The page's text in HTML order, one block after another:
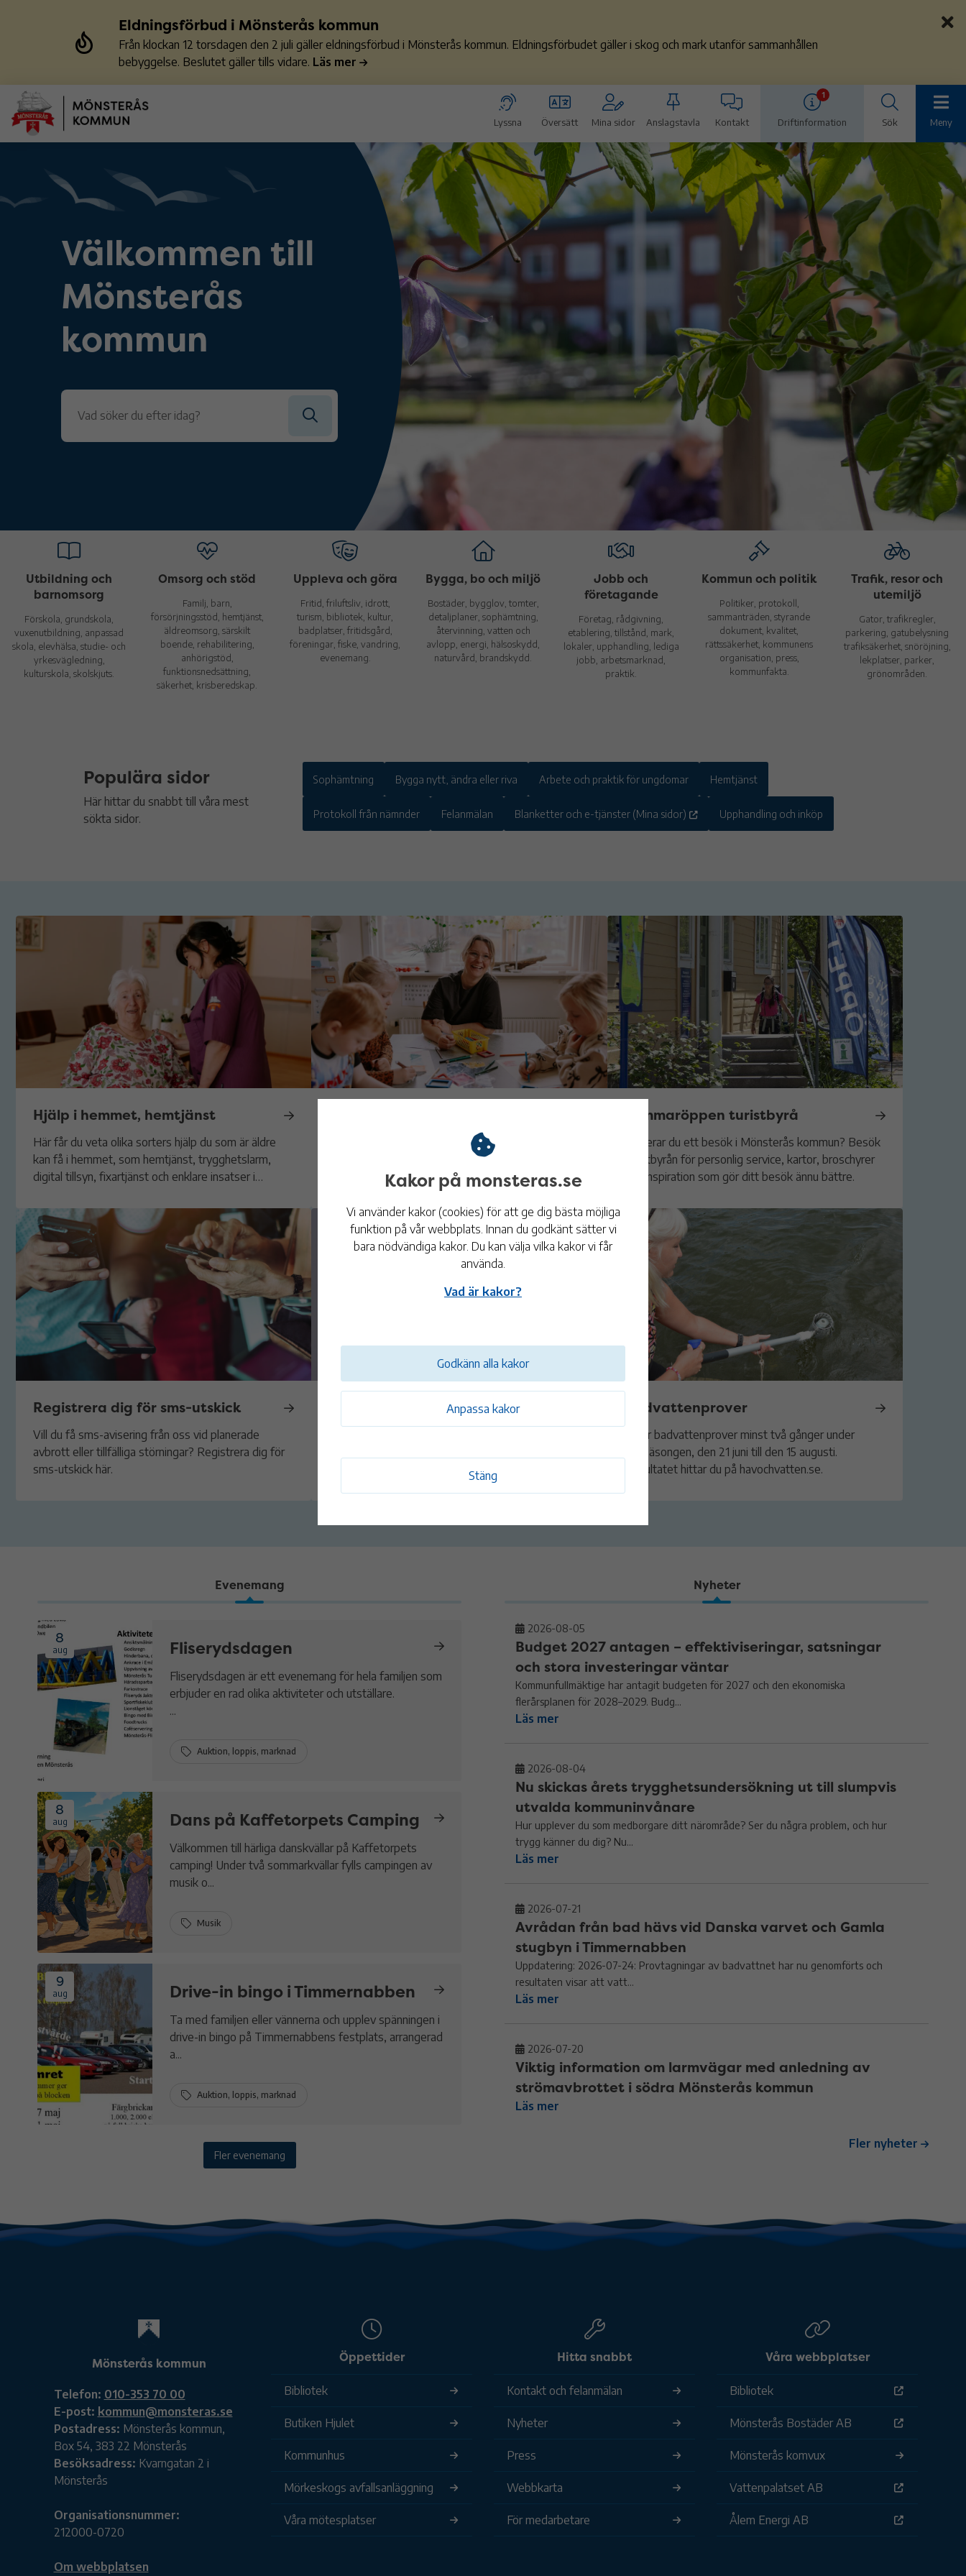
Eldningsförbud i Mönsterås kommun
Från klockan 12 torsdagen den 2 juli gäller eldningsförbud i Mönsterås kommun. Eldningsförbudet gäller i skog och mark utanför sammanhållen
bebyggelse. Beslutet gäller tills vidare. Läs mer
Lyssna Översätt Mina sidor Anslagstavla Kontakt
1
Driftinformation Sök Meny
Välkommen till
Mönsterås
kommun
Utbildning och
barnomsorg
Förskola, grundskola,
vuxenutbildning, anpassad
skola, elevhälsa, studie- och
yrkesvägledning,
kulturskola, skolskjuts.
Omsorg och stöd
Familj, barn,
försörjningsstöd, hemtjänst,
äldreomsorg, särskilt
boende, rehabilitering,
anhörigstöd,
funktionsnedsättning,
säkerhet, krisberedskap.
Uppleva och göra
Fritid, friluftsliv, idrott,
turism, bibliotek, kultur,
badplatser, fritidsgård,
föreningar, fiske, vandring,
evenemang.
Bygga, bo och miljö
Bostäder, bygglov, tomter,
detaljplaner, sophämtning,
återvinning, vatten och
avlopp, energi, hälsoskydd,
naturvård, brandskydd.
Jobb och
företagande
Företag, rådgivning,
etablering, tillstånd, mark,
lokaler, upphandling, lediga
jobb, arbetsmarknad,
praktik.
Kommun och politik
Politiker, protokoll,
sammanträden, styrande
dokument, kvalitet,
rättssäkerhet, kommunens
organisation, press,
kommunfakta.
Trafik, resor och
utemiljö
Gator, trafikregler,
parkering, gatubelysning
trafiksäkerhet, snöröjning,
lekplatser, parker,
grönområden.
Populära sidor
Här hittar du snabbt till våra mest
sökta sidor.
Sophämtning Bygga nytt, ändra eller riva Arbete och praktik för ungdomar Hemtjänst
Protokoll från nämnder Felanmälan Blanketter och e-tjänster (Mina sidor) Upphandling och inköp
Hjälp i hemmet, hemtjänst
Här får du veta olika sorters hjälp du som är äldre
kan få i hemmet, som hemtjänst, trygghetslarm,
digital tillsyn, fixartjänst och enklare insatser i
Här finns många yrken och möjligheter för dig som
vill vara med och utveckla välfärd, service och
samhälle i Mönsterås kommun. Se våra lediga
tjänster och hitta ditt nästa jobb hos oss.
Sommaröppen turistbyrå
Planerar du ett besök i Mönsterås kommun? Besök
turistbyrån för personlig service, kartor, broschyrer
och inspiration som gör ditt besök ännu bättre.
Registrera dig för sms-utskick
Vill du få sms-avisering från oss vid planerade
avbrott eller tillfälliga störningar? Registrera dig för
sms-utskick här.
Vattenmätare i fritidshus
kommunen får stänga av servisventilen och ta ner
vattenmätaren för vinterförvaring.
Badvattenprover
Vi tar badvattenprover minst två gånger under
badsäsongen, den 21 juni till den 15 augusti.
Resultatet hittar du på havochvatten.se.
Evenemang
8
aug Fliserydsdagen
Fliserydsdagen är ett evenemang för hela familjen som
erbjuder en rad olika aktiviteter och utställare.
...
Auktion, loppis, marknad
8
aug Dans på Kaffetorpets Camping
Välkommen till härliga danskvällar på Kaffetorpets
camping! Under två sommarkvällar fylls campingen av
musik o...
Musik
9
aug Drive-in bingo i Timmernabben
Ta med familjen eller vännerna och upplev spänningen i
drive-in bingo på Timmernabbens festplats, arrangerad
a...
Auktion, loppis, marknad
Fler evenemang
Nyheter
2026-08-05
Budget 2027 antagen – effektiviseringar, satsningar
och stora investeringar väntar
Kommunfullmäktige har antagit budgeten för 2027 och den ekonomiska
flerårsplanen för 2028–2029. Budg...
Läs mer
2026-08-04
Nu skickas årets trygghetsundersökning ut till slumpvis
utvalda kommuninvånare
Hur upplever du som medborgare ditt närområde? Ser du några problem, och hur
trygg känner du dig? Nu...
Läs mer
2026-07-21
Avrådan från bad hävs vid Danska varvet och Gamla
stugbyn i Timmernabben
Uppdatering: 2026-07-24: Provtagningar av badvattnet har nu genomförts och
resultaten visar att vatt...
Läs mer
2026-07-20
Viktig information om larmvägar med anledning av
strömavbrottet i södra Mönsterås kommun
Läs mer
Fler nyheter
Mönsterås kommun
Telefon: 010-353 70 00
E-post: kommun@monsteras.se
Postadress: Mönsterås kommun,
Box 54, 383 22 Mönsterås
Besöksadress: Kvarngatan 2 i
Mönsterås
Organisationsnummer:
212000-0720
Om webbplatsen
Öppettider
Bibliotek
Butiken Hjulet
Kommunhus
Mörkeskogs avfallsanläggning
Våra mötesplatser
Hitta snabbt
Kontakt och felanmälan
Nyheter
Press
Webbkarta
För medarbetare
Våra webbplatser
Bibliotek
Mönsterås Bostäder AB
Mönsterås komvux
Vattenpalatset AB
Ålem Energi AB
Kakor på monsteras.se
Vi använder kakor (cookies) för att ge dig bästa möjliga
funktion på vår webbplats. Innan du godkänt sätter vi
bara nödvändiga kakor. Du kan välja vilka kakor vi får
använda.
Vad är kakor?
Anpassa kakor
Stäng
Godkänn alla kakor